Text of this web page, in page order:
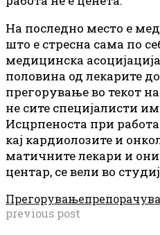
На последно место е
што е стресна сама по
медицинска
половина од лекарите
прегорување во текот
не сите специјалисти
Исцрпеноста при
кај кардиолозите и
матичните лекари и
центар, се вели во
Прегорување
previous post